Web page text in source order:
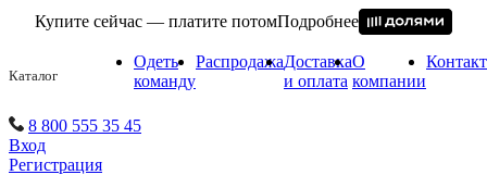
Купите сейчас — платите потомПодробнее
Каталог
Одеть
команду
РаспродажаДоставка
и оплата
О
компании
8 800 555 35 45
Вход
Регистрация